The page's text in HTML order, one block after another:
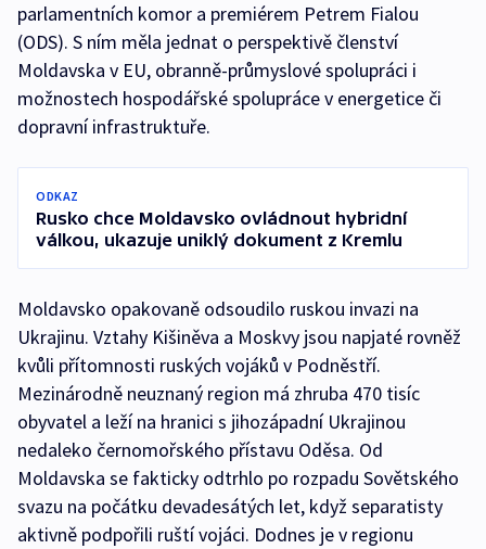
parlamentních komor a premiérem Petrem Fialou
(ODS). S ním měla jednat o perspektivě členství
Moldavska v EU, obranně-průmyslové spolupráci i
možnostech hospodářské spolupráce v energetice či
dopravní infrastruktuře.
ODKAZ
Rusko chce Moldavsko ovládnout hybridní
válkou, ukazuje uniklý dokument z Kremlu
Moldavsko opakovaně odsoudilo ruskou invazi na
Ukrajinu. Vztahy Kišiněva a Moskvy jsou napjaté rovněž
kvůli přítomnosti ruských vojáků v Podněstří.
Mezinárodně neuznaný region má zhruba 470 tisíc
obyvatel a leží na hranici s jihozápadní Ukrajinou
nedaleko černomořského přístavu Oděsa. Od
Moldavska se fakticky odtrhlo po rozpadu Sovětského
svazu na počátku devadesátých let, když separatisty
aktivně podpořili ruští vojáci. Dodnes je v regionu